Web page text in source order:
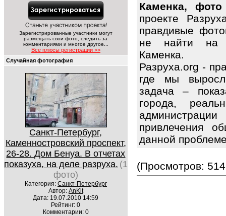
Зарегистрированные участники могут
размещать свои фото, следить за
комментариями и многое другое...
Все плюсы регистрации >>
Случайная фотография
Санкт-Петербург,
Каменностровский проспект,
26-28. Дом Бенуа. В отчетах
показуха, на деле разруха. (1
фото)
Категория: Санкт-Петербург
Автор: AnKit
Дата: 19.07.2010 14:59
Рейтинг: 0
Комментарии: 0
Каменка,
проекте
правдивые
не найти на
Каменка.
Разруха.org -
где мы
задача –
города,
привлечения
данной
(Просмотров: